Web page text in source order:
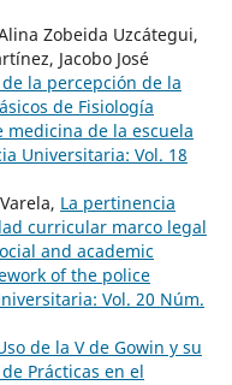
Zobeida Uzcátegui,
Jacobo José
la percepción de la
de Fisiología
medicina de la escuela
Universitaria: Vol. 18
La pertinencia
curricular marco legal
and academic
of the police
Vol. 20 Núm.
de la V de Gowin y su
Prácticas en el